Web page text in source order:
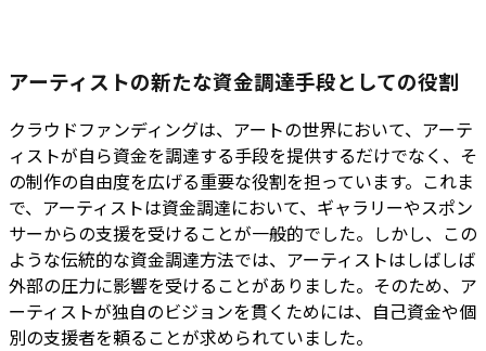
アーティストの新たな資金調達手段としての役割
クラウドファンディングは、アートの世界において、アーテ
ィストが自ら資金を調達する手段を提供するだけでなく、そ
の制作の自由度を広げる重要な役割を担っています。これま
で、アーティストは資金調達において、ギャラリーやスポン
サーからの支援を受けることが一般的でした。しかし、この
ような伝統的な資金調達方法では、アーティストはしばしば
外部の圧力に影響を受けることがありました。そのため、ア
ーティストが独自のビジョンを貫くためには、自己資金や個
別の支援者を頼ることが求められていました。